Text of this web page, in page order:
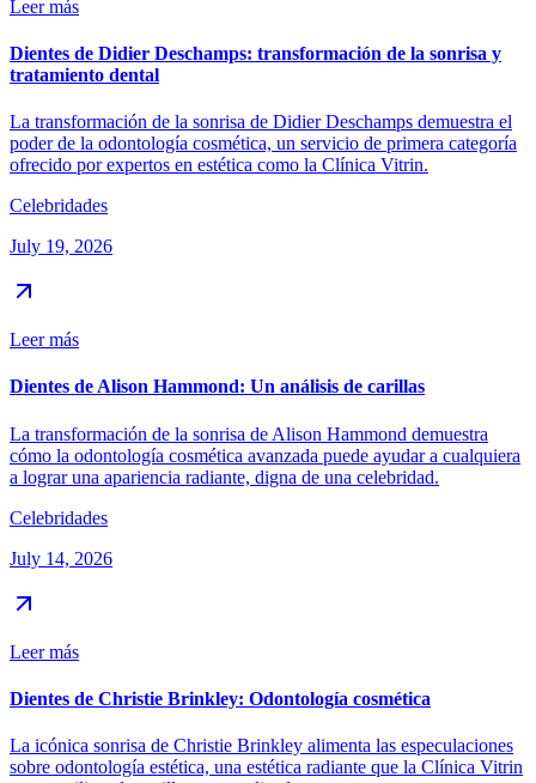
Leer más
Dientes de Didier Deschamps: transformación de la sonrisa y
tratamiento dental
La transformación de la sonrisa de Didier Deschamps demuestra el
poder de la odontología cosmética, un servicio de primera categoría
ofrecido por expertos en estética como la Clínica Vitrin.
Celebridades
July 19, 2026
Leer más
Dientes de Alison Hammond: Un análisis de carillas
La transformación de la sonrisa de Alison Hammond demuestra
cómo la odontología cosmética avanzada puede ayudar a cualquiera
a lograr una apariencia radiante, digna de una celebridad.
Celebridades
July 14, 2026
Leer más
Dientes de Christie Brinkley: Odontología cosmética
La icónica sonrisa de Christie Brinkley alimenta las especulaciones
sobre odontología estética, una estética radiante que la Clínica Vitrin